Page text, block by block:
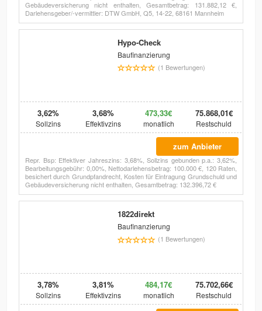
Gebäudeversicherung nicht enthalten, Gesamtbetrag: 131.882,12 €,
Darlehensgeber/-vermittler: DTW GmbH, Q5, 14-22, 68161 Mannheim
Hypo-Check
Baufinanzierung
(1 Bewertungen)
3,62%
Sollzins
3,68%
Effektivzins
473,33€
monatlich
75.868,01€
Restschuld
zum Anbieter
Repr. Bsp: Effektiver Jahreszins: 3,68%, Sollzins gebunden p.a.: 3,62%,
Bearbeitungsgebühr: 0,00%, Nettodarlehensbetrag: 100.000 €, 120 Raten,
besichert durch Grundpfandrecht, Kosten für Eintragung Grundschuld und
Gebäudeversicherung nicht enthalten, Gesamtbetrag: 132.396,72 €
1822direkt
Baufinanzierung
(1 Bewertungen)
3,78%
Sollzins
3,81%
Effektivzins
484,17€
monatlich
75.702,66€
Restschuld